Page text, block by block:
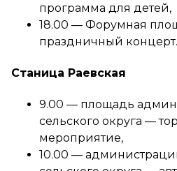
программа для детей,
18.00 — Форумная
праздничный концерт.
Станица Раевская
9.00 — площадь
сельского округа —
мероприятие,
10.00 —